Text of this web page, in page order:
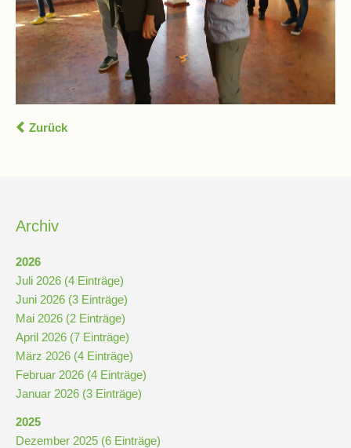
Zurück
Archiv
2026
Juli 2026 (4 Einträge)
Juni 2026 (3 Einträge)
Mai 2026 (2 Einträge)
April 2026 (7 Einträge)
März 2026 (4 Einträge)
Februar 2026 (4 Einträge)
Januar 2026 (3 Einträge)
2025
Dezember 2025 (6 Einträge)